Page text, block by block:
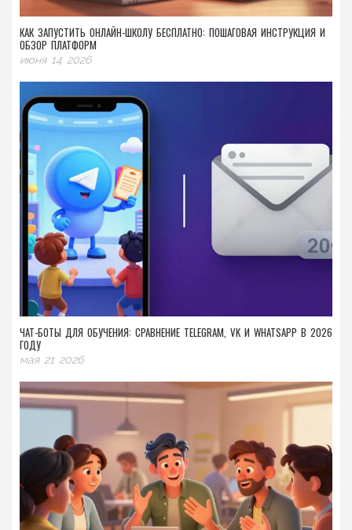
КАК ЗАПУСТИТЬ ОНЛАЙН-ШКОЛУ БЕСПЛАТНО: ПОШАГОВАЯ ИНСТРУКЦИЯ И
ОБЗОР ПЛАТФОРМ
июня 14 2026
ЧАТ-БОТЫ ДЛЯ ОБУЧЕНИЯ: СРАВНЕНИЕ TELEGRAM, VK И WHATSAPP В 2026
ГОДУ
мая 21 2026